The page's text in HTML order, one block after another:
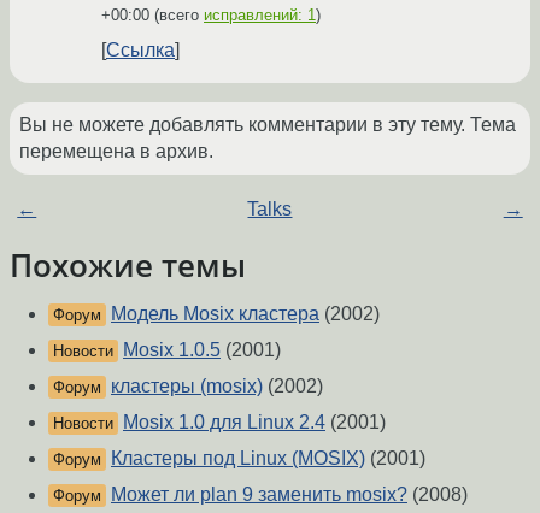
+00:00 (всего исправлений: 1)
Ссылка
Вы не можете добавлять комментарии в эту тему. Тема
перемещена в архив.
← Talks →
Похожие темы
Форум Модель Mosix кластера (2002)
Новости Mosix 1.0.5 (2001)
Форум кластеры (mosix) (2002)
Новости Mosix 1.0 для Linux 2.4 (2001)
Форум Кластеры под Linux (MOSIX) (2001)
Форум Может ли plan 9 заменить mosix? (2008)